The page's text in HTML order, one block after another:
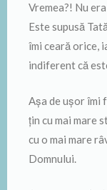
Vremea?! Nu
Este supusă
îmi ceară orice,
indiferent că
Așa de ușor îmi
țin cu mai mare
cu o mai mare
Domnului.